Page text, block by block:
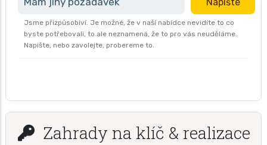
Jsme přizpůsobiví. Je možné, že v naší nabídce nevidíte to co
byste potřebovali, to ale neznamená, že to pro vás neuděláme.
Napište, nebo zavolejte, probereme to.
Zahrady na klíč & realizace